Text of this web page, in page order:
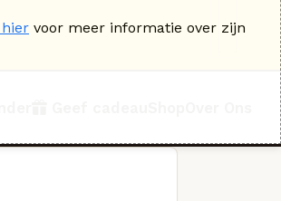
voor meer informatie over zijn